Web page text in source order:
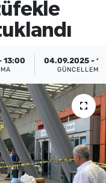
13:00 04.09.2025 -
GÜNCELLEME